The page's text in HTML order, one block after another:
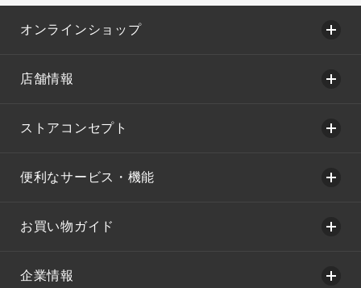
オンラインショップ
店舗情報
ストアコンセプト
便利なサービス・機能
お買い物ガイド
企業情報